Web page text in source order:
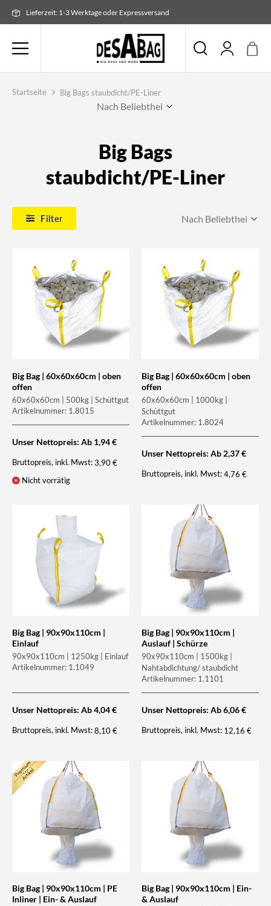
Inhalt
Lieferzeit: 1-3 Werktage oder Expressversand
Startseite Big Bags staubdicht/PE-Liner
Big Bags
staubdicht/PE-Liner
Filter
Big Bag | 60x60x60cm | oben
offen
60x60x60cm | 500kg | Schüttgut
Artikelnummer: 1.8015
Unser Nettopreis: Ab 1,94€
Bruttopreis, inkl. Mwst:3,90€
Nicht vorrätig
Big Bag | 60x60x60cm | oben
offen
60x60x60cm | 1000kg |
Schüttgut
Artikelnummer: 1.8024
Unser Nettopreis: Ab 2,37€
Bruttopreis, inkl. Mwst:4,76€
Big Bag | 90x90x110cm |
Einlauf
90x90x110cm | 1250kg | Einlauf
Artikelnummer: 1.1049
Unser Nettopreis: Ab4,04€
Bruttopreis, inkl. Mwst:8,10€
Big Bag | 90x90x110cm |
Auslauf | Schürze
90x90x110cm | 1500kg |
Nahtabdichtung/ staubdicht
Artikelnummer: 1.1101
Unser Nettopreis: Ab6,06€
Bruttopreis, inkl. Mwst: 12,16€
Big Bag | 90x90x110cm | PE
Inliner | Ein- & Auslauf
Big Bag | 90x90x110cm | Ein-
& Auslauf